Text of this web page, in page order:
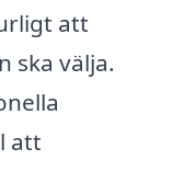
att
ska välja.
att